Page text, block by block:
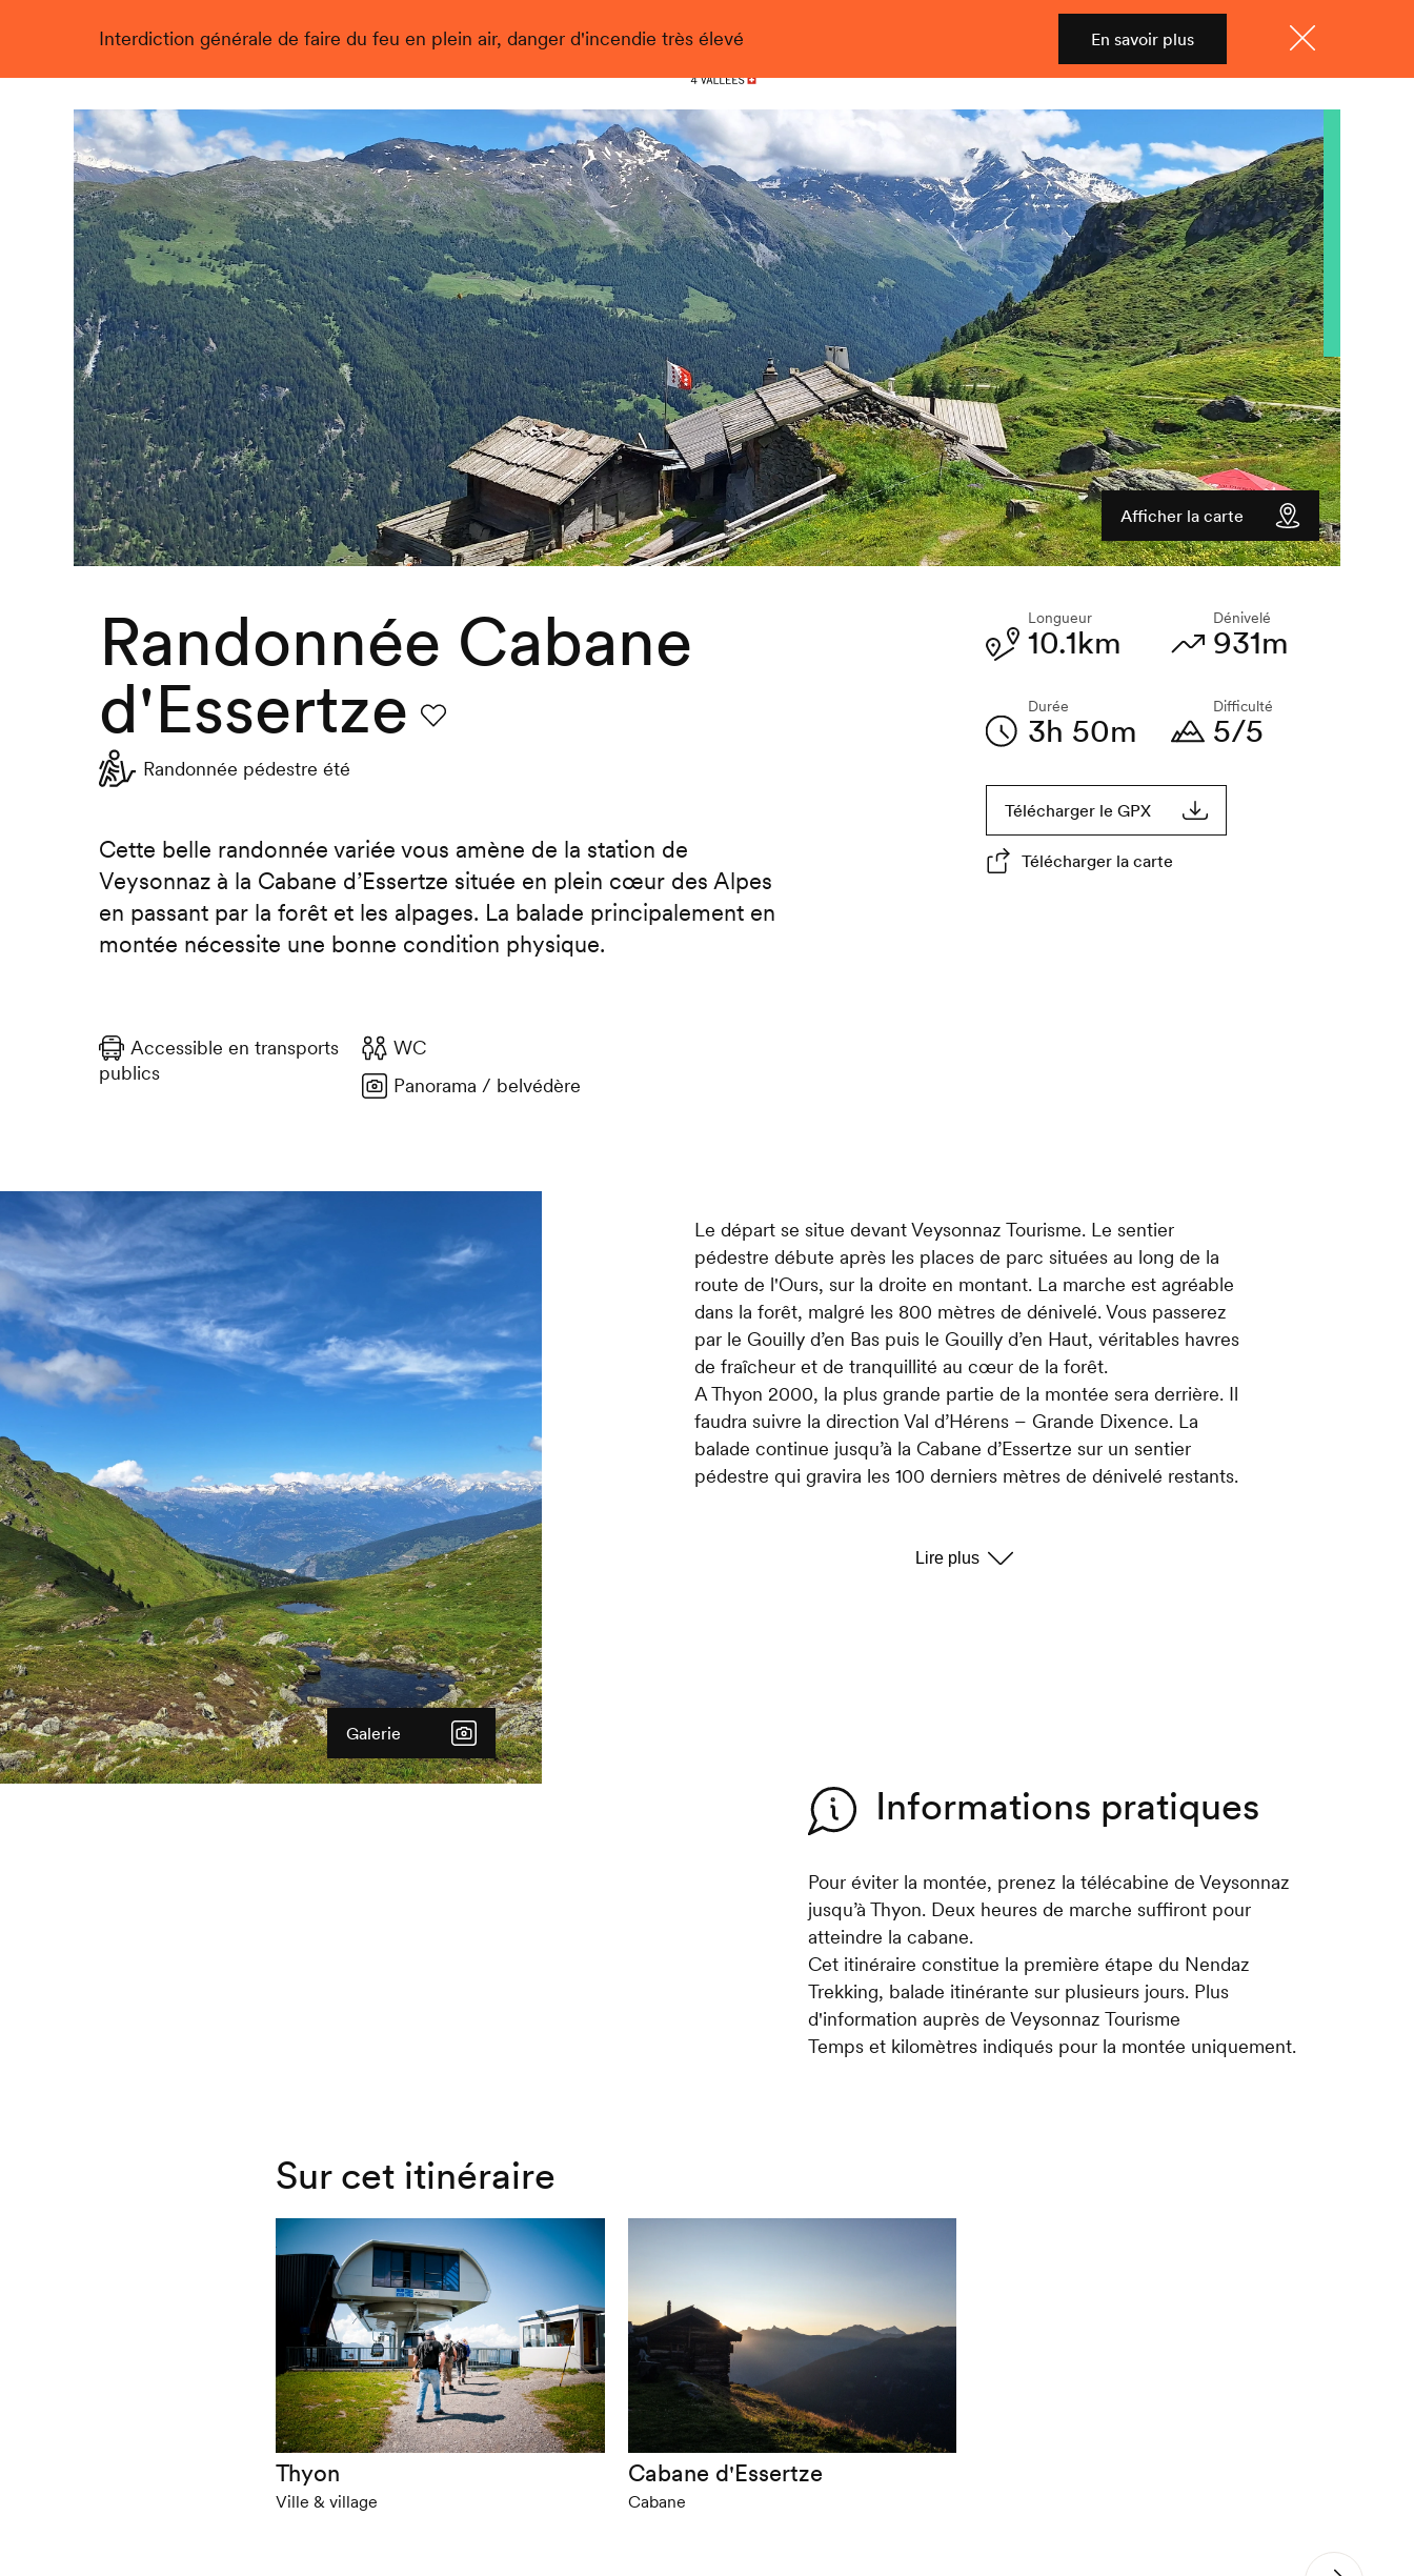
Interdiction générale de faire du feu en plein air, danger d'incendie très élevé En savoir plus
Nendaz
Menu
Shop
Live
Afficher la carte
Randonnée Cabane
d'Essertze
Randonnée pédestre été
Cette belle randonnée variée vous amène de la station de
Veysonnaz à la Cabane d’Essertze située en plein cœur des Alpes
en passant par la forêt et les alpages. La balade principalement en
montée nécessite une bonne condition physique.
Longueur
10.1km
Durée
3h 50m
Dénivelé
931m
Difficulté
5/5
Télécharger le GPX
Télécharger la carte
Accessible en transports
publics
WC
Panorama / belvédère
Galerie
Le départ se situe devant Veysonnaz Tourisme. Le sentier
pédestre débute après les places de parc situées au long de la
route de l'Ours, sur la droite en montant. La marche est agréable
dans la forêt, malgré les 800 mètres de dénivelé. Vous passerez
par le Gouilly d’en Bas puis le Gouilly d’en Haut, véritables havres
de fraîcheur et de tranquillité au cœur de la forêt.
A Thyon 2000, la plus grande partie de la montée sera derrière. Il
faudra suivre la direction Val d’Hérens – Grande Dixence. La
balade continue jusqu’à la Cabane d’Essertze sur un sentier
pédestre qui gravira les 100 derniers mètres de dénivelé restants.
modification de la flore typique des Alpes en fonction de
Informations pratiques
Pour éviter la montée, prenez la télécabine de Veysonnaz
jusqu’à Thyon. Deux heures de marche suffiront pour
atteindre la cabane.
Cet itinéraire constitue la première étape du Nendaz
Trekking, balade itinérante sur plusieurs jours. Plus
d'information auprès de Veysonnaz Tourisme
Temps et kilomètres indiqués pour la montée uniquement.
Sur cet itinéraire
Thyon
Ville & village
Cabane d'Essertze
Cabane